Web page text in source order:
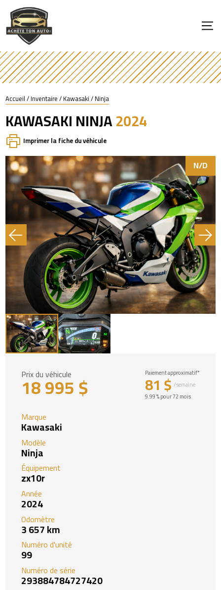
Accueil/Inventaire/Kawasaki/Ninja
KAWASAKININJA2024
Imprimer la fiche du véhicule
N/D
Prix du véhicule
18 995 $ Paiement approximatif*
81 $ /semaine
9.99 % pour 72 mois
Marque
Kawasaki
Modèle
Ninja
Équipement
zx10r
Année
2024
Odomètre
3 657 km
Numéro d'unité
99
Numéro de série
293884784727420